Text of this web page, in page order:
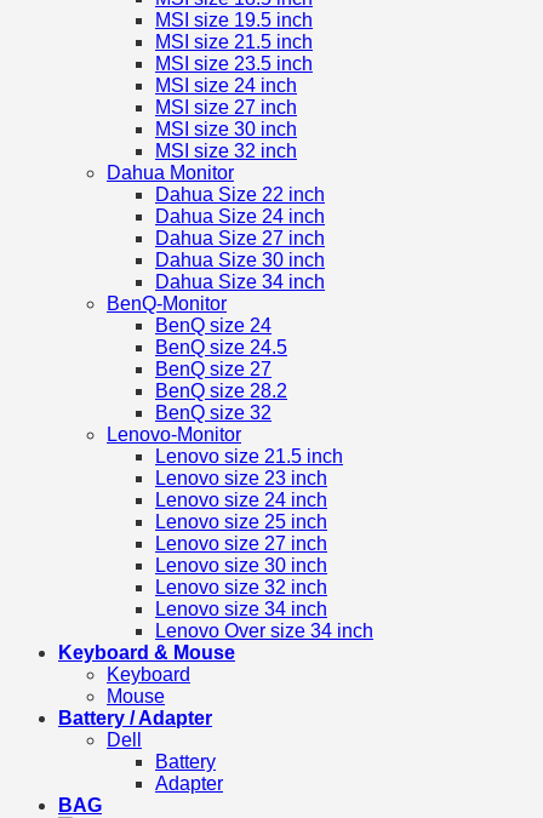
MSI size 19.5 inch
MSI size 21.5 inch
MSI size 23.5 inch
MSI size 24 inch
MSI size 27 inch
MSI size 30 inch
MSI size 32 inch
Dahua Monitor
Dahua Size 22 inch
Dahua Size 24 inch
Dahua Size 27 inch
Dahua Size 30 inch
Dahua Size 34 inch
BenQ-Monitor
BenQ size 24
BenQ size 24.5
BenQ size 27
BenQ size 28.2
BenQ size 32
Lenovo-Monitor
Lenovo size 21.5 inch
Lenovo size 23 inch
Lenovo size 24 inch
Lenovo size 25 inch
Lenovo size 27 inch
Lenovo size 30 inch
Lenovo size 32 inch
Lenovo size 34 inch
Lenovo Over size 34 inch
Keyboard & Mouse
Keyboard
Mouse
Battery / Adapter
Dell
Battery
Adapter
BAG